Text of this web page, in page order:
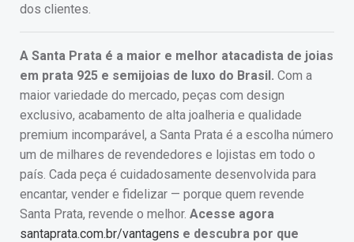
dos clientes.
A Santa Prata é a maior e melhor atacadista de joias
em prata 925 e semijoias de luxo do Brasil. Com a
maior variedade do mercado, peças com design
exclusivo, acabamento de alta joalheria e qualidade
premium incomparável, a Santa Prata é a escolha número
um de milhares de revendedores e lojistas em todo o
país. Cada peça é cuidadosamente desenvolvida para
encantar, vender e fidelizar — porque quem revende
Santa Prata, revende o melhor. Acesse agora
santaprata.com.br/vantagens e descubra por que